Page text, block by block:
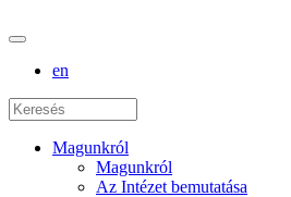
en
Magunkról
Magunkról
Az Intézet bemutatása